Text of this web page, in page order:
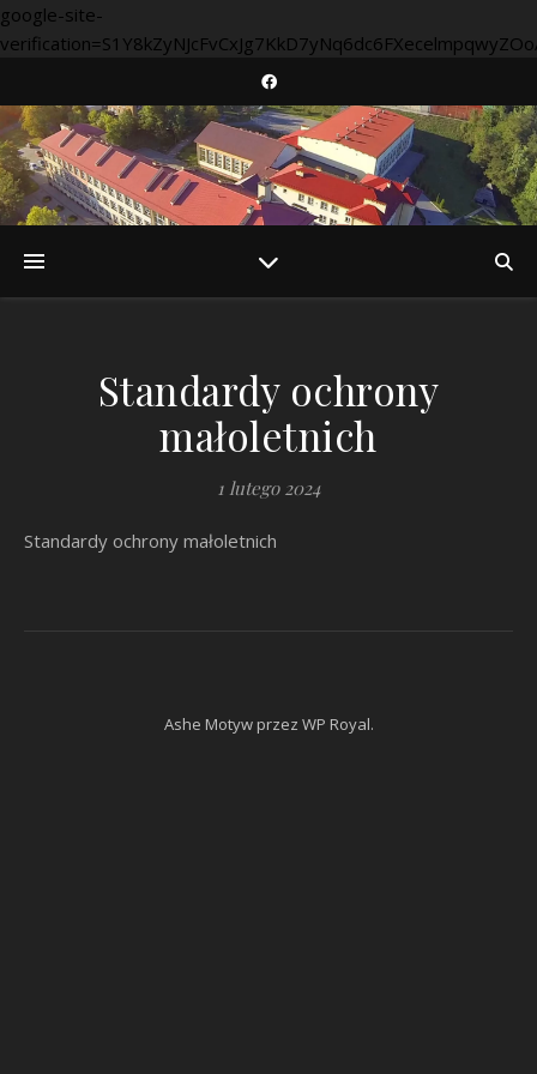
google-site-
Standardy ochrony
małoletnich
1 lutego 2024
Standardy ochrony małoletnich
Ashe Motyw przez WP Royal.